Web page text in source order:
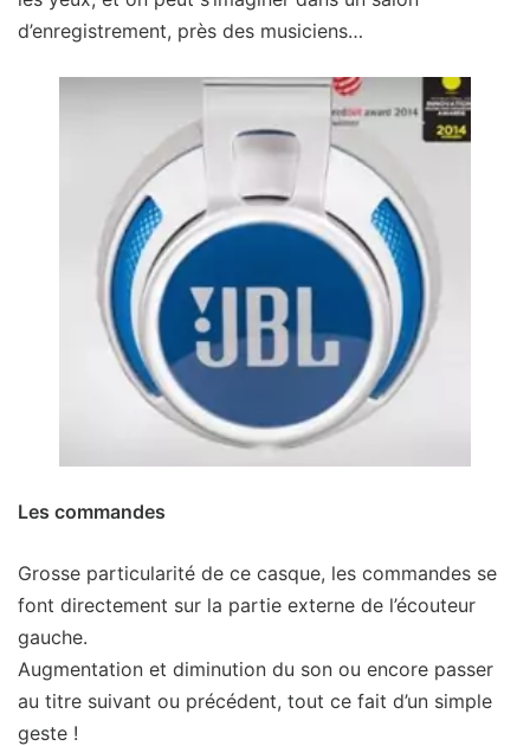
d’enregistrement, près des musiciens…
Les commandes
Grosse particularité de ce casque, les commandes se
font directement sur la partie externe de l’écouteur
gauche.
Augmentation et diminution du son ou encore passer
au titre suivant ou précédent, tout ce fait d’un simple
geste !